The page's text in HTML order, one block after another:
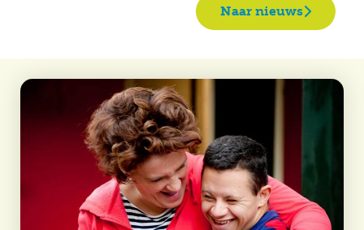
Naar nieuws